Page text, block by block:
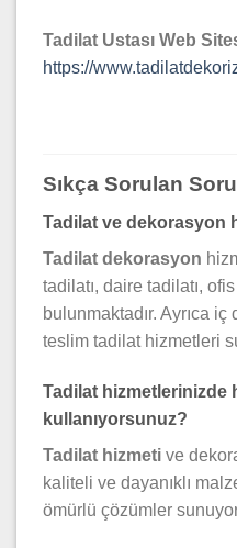
Tadilat Ustası Web
https://
Sıkça Sorulan
Tadilat ve dekorasyon
Tadilat dekorasyon
tadilatı, daire tadilatı,
bulunmaktadır. Ayrıca
teslim tadilat hizmetleri
Tadilat hizmetlerinizde
kullanıyorsunuz?
Tadilat hizmeti ve
kaliteli ve dayanıklı
ömürlü çözümler